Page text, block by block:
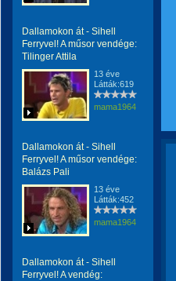
Dallamokon át - Sihell
Ferryvel! A műsor vendége:
Tilinger Attila
13 éve
Látták:619
mama1964
Dallamokon át - Sihell
Ferryvel! A műsor vendége:
Balázs Pali
13 éve
Látták:452
mama1964
Dallamokon át - Sihell
Ferryvel! A vendég: